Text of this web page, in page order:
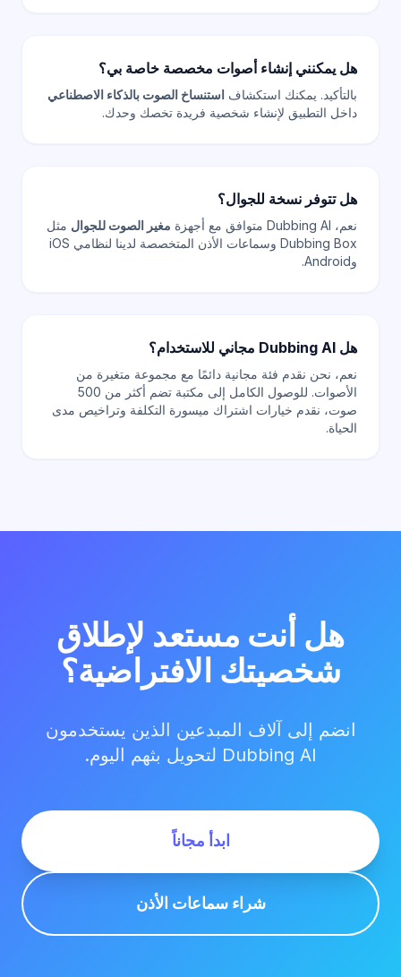
هل يمكنني إنشاء أصوات مخصصة خاصة بي؟
بالتأكيد. يمكنك استكشاف استنساخ الصوت بالذكاء الاصطناعي
داخل التطبيق لإنشاء شخصية فريدة تخصك وحدك.
هل تتوفر نسخة للجوال؟
نعم، Dubbing AI متوافق مع أجهزة مغير الصوت للجوال مثل
Dubbing Box وسماعات الأذن المتخصصة لدينا لنظامي iOS
وAndroid.
هل Dubbing AI مجاني للاستخدام؟
نعم، نحن نقدم فئة مجانية دائمًا مع مجموعة متغيرة من
الأصوات. للوصول الكامل إلى مكتبة تضم أكثر من 500
صوت، نقدم خيارات اشتراك ميسورة التكلفة وتراخيص مدى
الحياة.
هل أنت مستعد لإطلاق
شخصيتك الافتراضية؟
انضم إلى آلاف المبدعين الذين يستخدمون
Dubbing AI لتحويل بثهم اليوم.
ابدأ مجاناً
شراء سماعات الأذن